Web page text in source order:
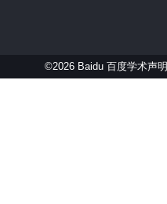
©2026 Baidu 百度学术声明